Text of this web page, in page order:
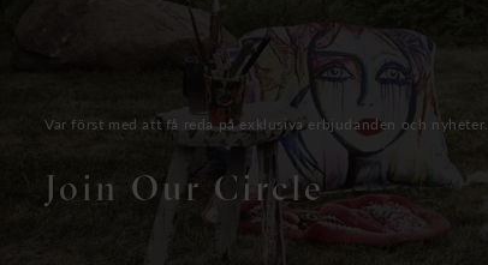
Var först med att få reda på exklusiva erbjudanden och nyheter.
Join Our Circle